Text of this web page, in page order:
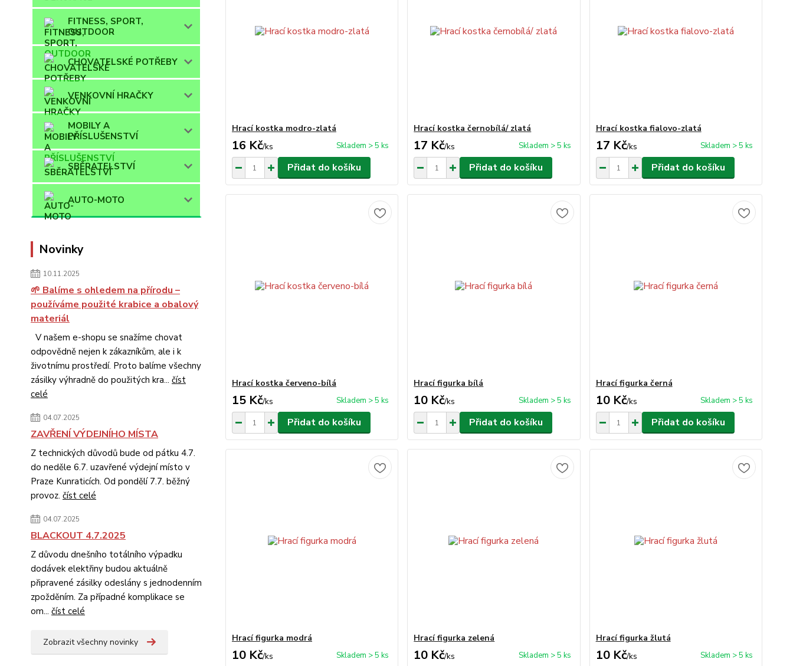
FITNESS, SPORT,
OUTDOOR
CHOVATELSKÉ POTŘEBY
VENKOVNÍ HRAČKY
MOBILY A
PŘÍSLUŠENSTVÍ
SBĚRATELSTVÍ
AUTO-MOTO
Novinky
10.11.2025
🌱 Balíme s ohledem na přírodu –
používáme použité krabice a obalový
materiál
V našem e-shopu se snažíme chovat
odpovědně nejen k zákazníkům, ale i k
životnímu prostředí. Proto balíme všechny
zásilky výhradně do použitých kra... číst
celé
04.07.2025
ZAVŘENÍ VÝDEJNÍHO MÍSTA
Z technických důvodů bude od pátku 4.7.
do neděle 6.7. uzavřené výdejní místo v
Praze Kunraticích. Od pondělí 7.7. běžný
provoz. číst celé
04.07.2025
BLACKOUT 4.7.2025
Z důvodu dnešního totálního výpadku
dodávek elektřiny budou aktuálně
připravené zásilky odeslány s jednodenním
zpožděním. Za případné komplikace se
om... číst celé
Zobrazit všechny novinky
Hrací kostka modro-zlatá
16 Kč/ks Skladem > 5 ks
Přidat do košíku
Hrací kostka černobílá/ zlatá
17 Kč/ks Skladem > 5 ks
Přidat do košíku
Hrací kostka fialovo-zlatá
17 Kč/ks Skladem > 5 ks
Přidat do košíku
Hrací kostka červeno-bílá
15 Kč/ks Skladem > 5 ks
Přidat do košíku
Hrací figurka bílá
10 Kč/ks Skladem > 5 ks
Přidat do košíku
Hrací figurka černá
10 Kč/ks Skladem > 5 ks
Přidat do košíku
Hrací figurka modrá
10 Kč/ks Skladem > 5 ks
Hrací figurka zelená
10 Kč/ks Skladem > 5 ks
Hrací figurka žlutá
10 Kč/ks Skladem > 5 ks